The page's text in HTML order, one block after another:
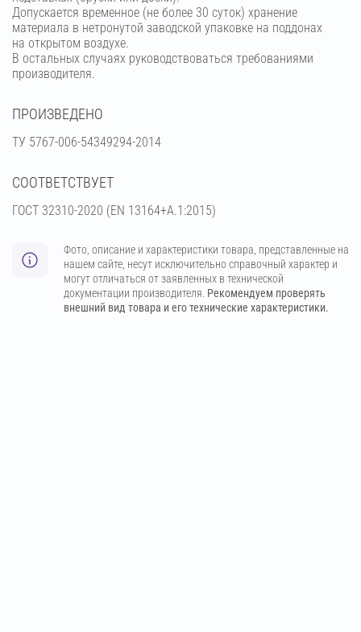
Допускается временное (не более 30 суток) хранение
материала в нетронутой заводской упаковке на поддонах
на открытом воздухе.
В остальных случаях руководствоваться требованиями
производителя.
ПРОИЗВЕДЕНО
ТУ 5767-006-54349294-2014
СООТВЕТСТВУЕТ
ГОСТ 32310-2020 (EN 13164+A.1:2015)
Фото, описание и характеристики товара, представленные на
нашем сайте, несут исключительно справочный характер и
могут отличаться от заявленных в технической
документации производителя. Рекомендуем проверять
внешний вид товара и его технические характеристики.